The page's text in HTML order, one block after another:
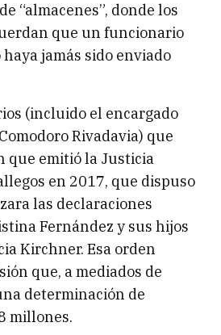
“almacenes”, donde los
que un funcionario
jamás sido enviado
(incluido el encargado
Rivadavia) que
que emitió la Justicia
en 2017, que dispuso
las declaraciones
Fernández y sus hijos
Kirchner. Esa orden
que, a mediados de
determinación de
millones.